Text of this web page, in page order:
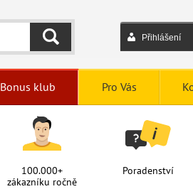
Přihlášení
HLEDAT
Bonus klub Pro Vás
100.000+
zákazníku ročně
Poradenství